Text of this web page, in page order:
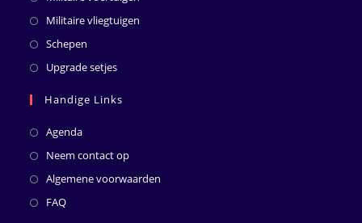
Militaire vliegtuigen
Schepen
Upgrade setjes
Handige Links
Agenda
Neem contact op
Algemene voorwaarden
FAQ